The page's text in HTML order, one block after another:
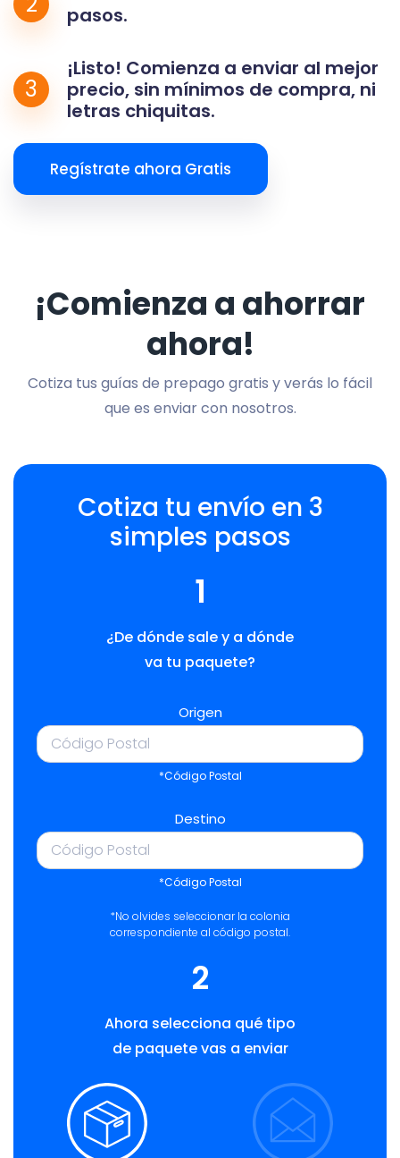
pasos.
3
¡Listo! Comienza a enviar al mejor
precio, sin mínimos de compra, ni
letras chiquitas.
Regístrate ahora Gratis
¡Comienza a ahorrar
ahora!
Cotiza tus guías de prepago gratis y verás lo fácil
que es enviar con nosotros.
Cotiza tu envío en 3
simples pasos
1
¿De dónde sale y a dónde
va tu paquete?
Origen
*Código Postal
Destino
*Código Postal
*No olvides seleccionar la colonia
correspondiente al código postal.
2
Ahora selecciona qué tipo
de paquete vas a enviar